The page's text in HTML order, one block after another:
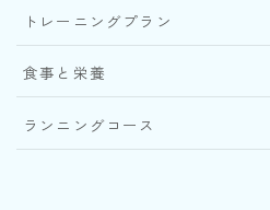
トレーニングプラン
食事と栄養
ランニングコース